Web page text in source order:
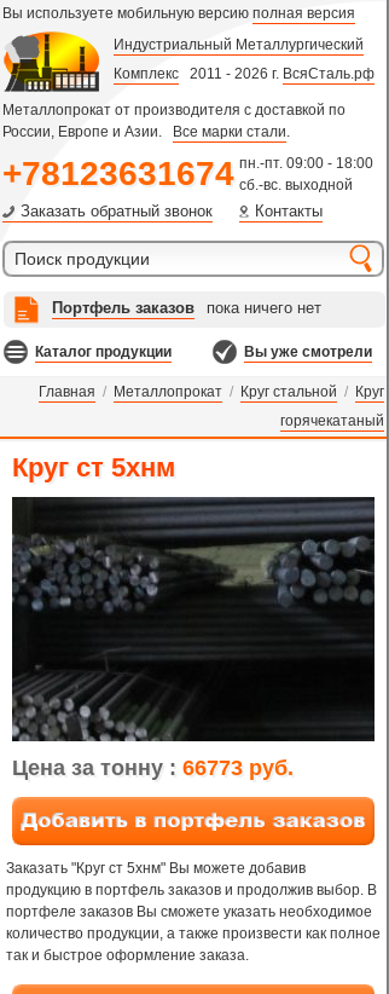
Вы используете мобильную версию полная версия
Индустриальный Металлургический
Комплекс 2011 - 2026 г. ВсяСталь.рф
Металлопрокат от производителя с доставкой по
России, Европе и Азии.
Все марки стали.
+78123631674 пн.-пт. 09:00 - 18:00
сб.-вс. выходной
Заказать обратный звонок Контакты
Портфель заказов пока ничего нет
Каталог продукции Вы уже смотрели
Главная / Металлопрокат / Круг стальной / Круг
горячекатаный
Круг ст 5хнм
Цена за тонну : 66773 руб.
Заказать "Круг ст 5хнм" Вы можете добавив
продукцию в портфель заказов и продолжив выбор. В
портфеле заказов Вы сможете указать необходимое
количество продукции, а также произвести как полное
так и быстрое оформление заказа.